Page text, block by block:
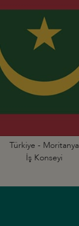
Türkiye - Moritanya
İş Konseyi